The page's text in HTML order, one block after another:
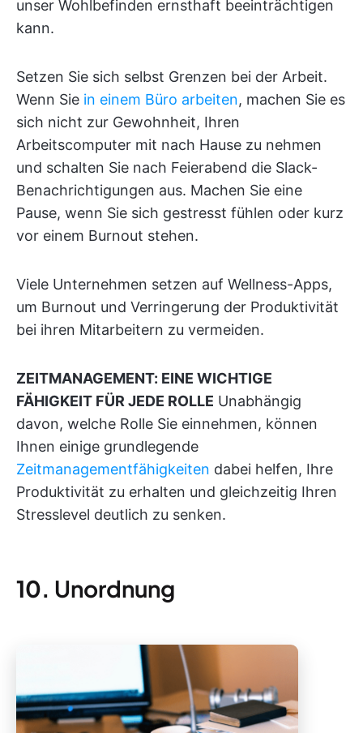
unser Wohlbefinden ernsthaft beeinträchtigen
kann.
Setzen Sie sich selbst Grenzen bei der Arbeit.
Wenn Sie in einem Büro arbeiten, machen Sie es
sich nicht zur Gewohnheit, Ihren
Arbeitscomputer mit nach Hause zu nehmen
und schalten Sie nach Feierabend die Slack-
Benachrichtigungen aus. Machen Sie eine
Pause, wenn Sie sich gestresst fühlen oder kurz
vor einem Burnout stehen.
Viele Unternehmen setzen auf Wellness-Apps,
um Burnout und Verringerung der Produktivität
bei ihren Mitarbeitern zu vermeiden.
ZEITMANAGEMENT: EINE WICHTIGE
FÄHIGKEIT FÜR JEDE ROLLE Unabhängig
davon, welche Rolle Sie einnehmen, können
Ihnen einige grundlegende
Zeitmanagementfähigkeiten dabei helfen, Ihre
Produktivität zu erhalten und gleichzeitig Ihren
Stresslevel deutlich zu senken.
10. Unordnung